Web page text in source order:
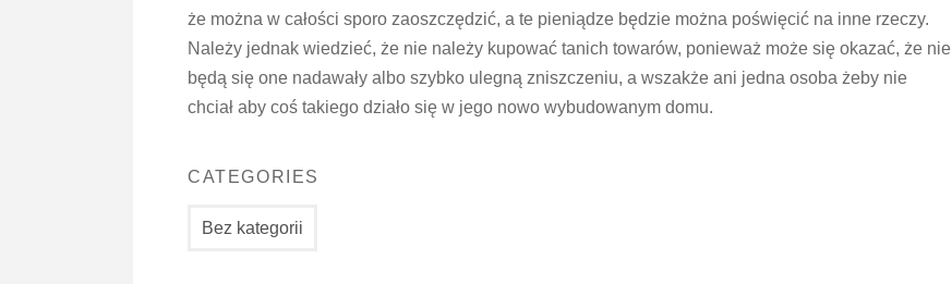
że można w całości sporo zaoszczędzić, a te pieniądze będzie można poświęcić na inne rzeczy.
Należy jednak wiedzieć, że nie należy kupować tanich towarów, ponieważ może się okazać, że nie
będą się one nadawały albo szybko ulegną zniszczeniu, a wszakże ani jedna osoba żeby nie
chciał aby coś takiego działo się w jego nowo wybudowanym domu.
CATEGORIES
Bez kategorii